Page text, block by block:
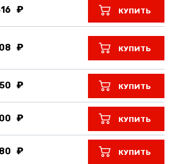
КУПИТЬ
КУПИТЬ
КУПИТЬ
КУПИТЬ
КУПИТЬ